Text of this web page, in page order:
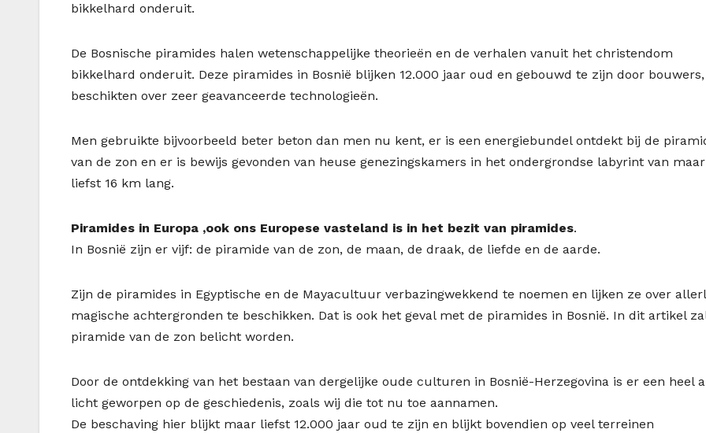
bikkelhard onderuit.
De Bosnische piramides halen wetenschappelijke theorieën en de verhalen vanuit het christendom
bikkelhard onderuit. Deze piramides in Bosnië blijken 12.000 jaar oud en gebouwd te zijn door
beschikten over zeer geavanceerde technologieën.
Men gebruikte bijvoorbeeld beter beton dan men nu kent, er is een energiebundel ontdekt bij de
van de zon en er is bewijs gevonden van heuse genezingskamers in het ondergrondse labyrint van maar
liefst 16 km lang.
Piramides in Europa ,ook ons Europese vasteland is in het bezit van piramides.
In Bosnië zijn er vijf: de piramide van de zon, de maan, de draak, de liefde en de aarde.
Zijn de piramides in Egyptische en de Mayacultuur verbazingwekkend te noemen en lijken ze over
magische achtergronden te beschikken. Dat is ook het geval met de piramides in Bosnië. In dit artikel
piramide van de zon belicht worden.
Door de ontdekking van het bestaan van dergelijke oude culturen in Bosnië-Herzegovina is er een heel
licht geworpen op de geschiedenis, zoals wij die tot nu toe aannamen.
De beschaving hier blijkt maar liefst 12.000 jaar oud te zijn en blijkt bovendien op veel terreinen